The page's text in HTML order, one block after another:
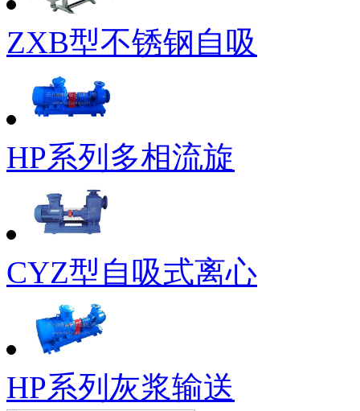
ZXB型不锈钢自吸
HP系列多相流旋
CYZ型自吸式离心
HP系列灰浆输送